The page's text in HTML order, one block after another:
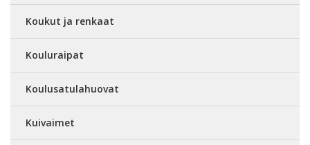
Koukut ja renkaat
Kouluraipat
Koulusatulahuovat
Kuivaimet